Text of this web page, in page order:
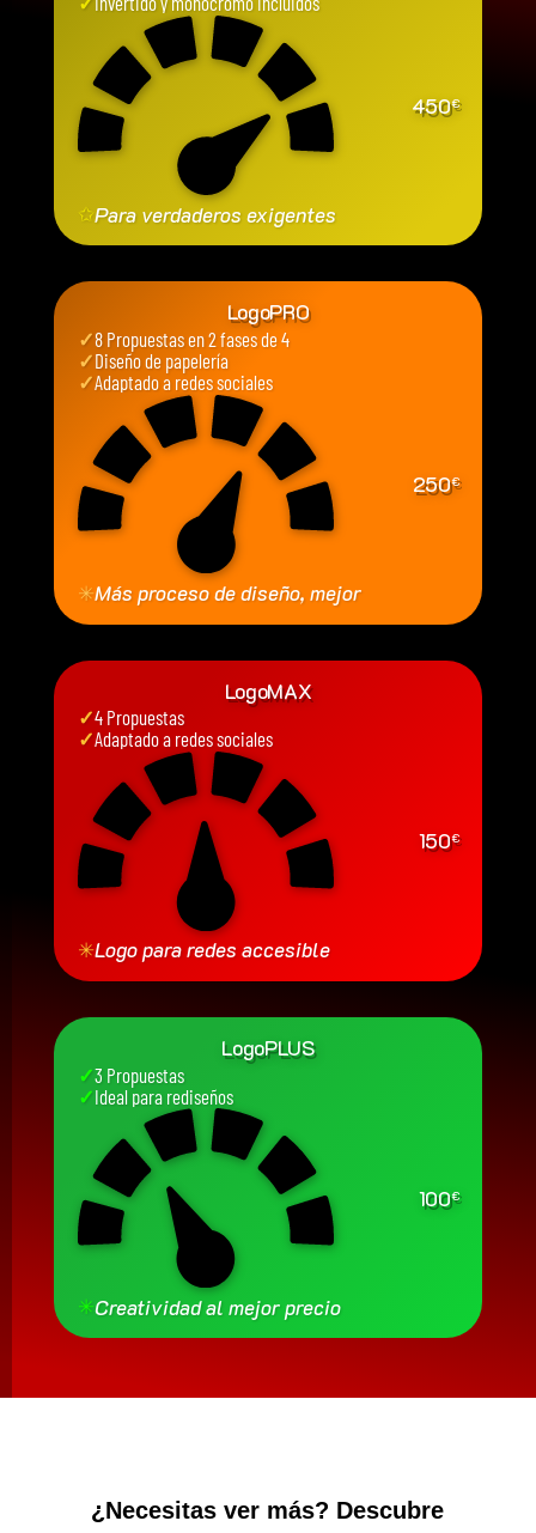
450€
✩Para verdaderos exigentes
LogoPRO
✓8 Propuestas en 2 fases de 4
✓Diseño de papelería
✓Adaptado a redes sociales
250€
✳Más proceso de diseño, mejor
LogoMAX
✓4 Propuestas
✓Adaptado a redes sociales
150€
✳Logo para redes accesible
LogoPLUS
✓3 Propuestas
✓Ideal para rediseños
100€
✳Creatividad al mejor precio
¿Necesitas ver más? Descubre